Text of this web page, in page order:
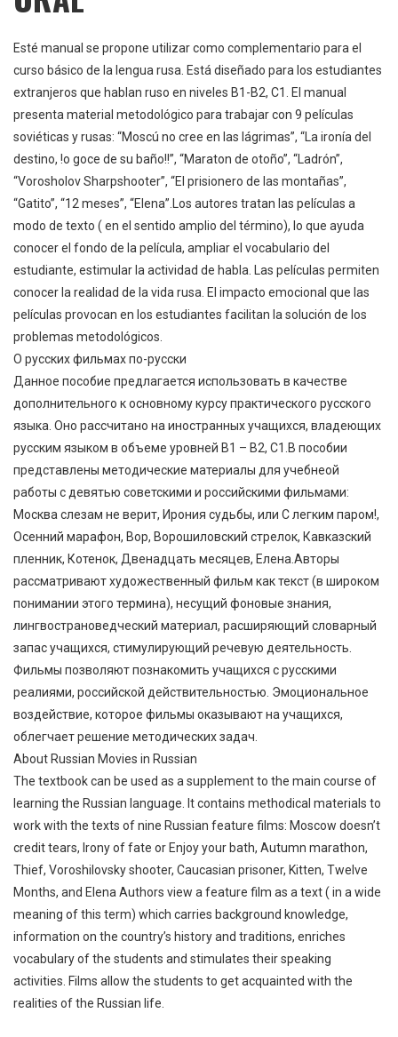
Esté manual se propone utilizar como complementario para el
curso básico de la lengua rusa. Está diseñado para los estudiantes
extranjeros que hablan ruso en niveles B1-B2, C1. El manual
presenta material metodológico para trabajar con 9 películas
soviéticas y rusas: “Moscú no cree en las lágrimas”, “La ironía del
destino, !o goce de su baño!!”, “Maraton de otoño”, “Ladrón”,
“Vorosholov Sharpshooter”, “El prisionero de las montañas”,
“Gatito”, “12 meses”, “Elena”.Los autores tratan las películas a
modo de texto ( en el sentido amplio del término), lo que ayuda
conocer el fondo de la película, ampliar el vocabulario del
estudiante, estimular la actividad de habla. Las películas permiten
conocer la realidad de la vida rusa. El impacto emocional que las
películas provocan en los estudiantes facilitan la solución de los
problemas metodológicos.
О русских фильмах по-русски
Данное пособие предлагается использовать в качестве
дополнительного к основному курсу практического русского
языка. Оно рассчитано на иностранных учащихся, владеющих
русским языком в объеме уровней B1 – B2, C1.В пособии
представлены методические материалы для учебнеой
работы с девятью советскими и российскими фильмами:
Москва слезам не верит, Ирония судьбы, или С легким паром!,
Осенний марафон, Вор, Ворошиловский стрелок, Кавказский
пленник, Котенок, Двенадцать месяцев, Елена.Авторы
рассматривают художественный фильм как текст (в широком
понимании этого термина), несущий фоновые знания,
лингвострановедческий материал, расширяющий словарный
запас учащихся, стимулирующий речевую деятельность.
Фильмы позволяют познакомить учащихся с русскими
реалиями, российской действительностью. Эмоциональное
воздействие, которое фильмы оказывают на учащихся,
облегчает решение методических задач.
About Russian Movies in Russian
The textbook can be used as a supplement to the main course of
learning the Russian language. It contains methodical materials to
work with the texts of nine Russian feature films: Moscow doesn’t
credit tears, Irony of fate or Enjoy your bath, Autumn marathon,
Thief, Voroshilovsky shooter, Caucasian prisoner, Kitten, Twelve
Months, and Elena Authors view a feature film as a text ( in a wide
meaning of this term) which carries background knowledge,
information on the country’s history and traditions, enriches
vocabulary of the students and stimulates their speaking
activities. Films allow the students to get acquainted with the
realities of the Russian life.